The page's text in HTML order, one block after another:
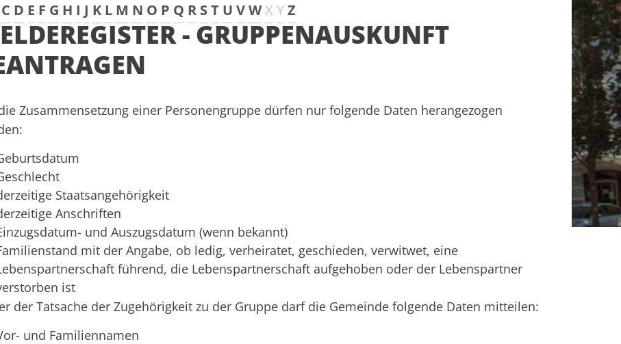
C D E F G H I J K L M N O P Q R ST U VWX YZ
- GRUPPENAUSKUNFT
Zusammensetzung einer Personengruppe dürfen nur folgende Daten herangezogen
Staatsangehörigkeit
Anschriften
und Auszugsdatum (wenn bekannt)
mit der Angabe, ob ledig, verheiratet, geschieden, verwitwet, eine
führend, die Lebenspartnerschaft aufgehoben oder der Lebenspartner
ist
der Tatsache der Zugehörigkeit zu der Gruppe darf die Gemeinde folgende Daten mitteilen:
und Familiennamen